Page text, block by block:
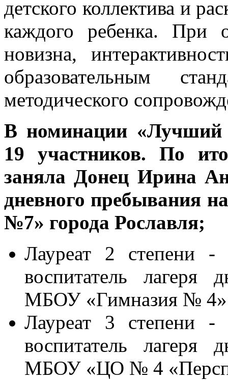
детского коллектива и
каждого ребенка. При
новизна,
образовательным
методического
В номинации «Лучший
19 участников. По
заняла Донец Ирина
дневного пребывания
№7» города Рославля;
Лауреат 2 степени -
воспитатель лагеря
МБОУ «Гимназия № 4»
Лауреат 3 степени -
воспитатель лагеря
МБОУ «ЦО № 4